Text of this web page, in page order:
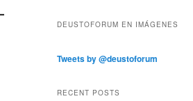
DEUSTOFORUM EN IMÁGENES
Tweets by @deustoforum
RECENT POSTS